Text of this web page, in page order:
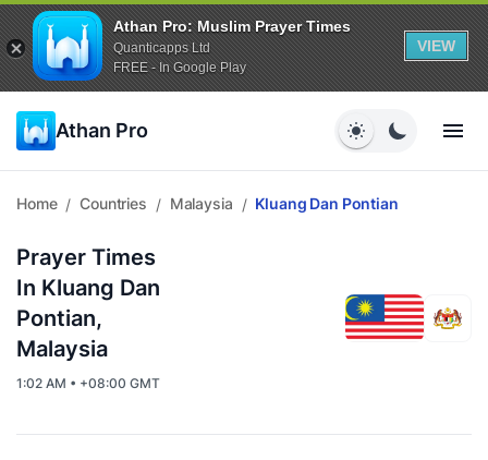
Athan Pro: Muslim Prayer Times
Quanticapps Ltd
FREE - In Google Play
VIEW
Athan Pro
Home / Countries / Malaysia / Kluang Dan Pontian
Prayer Times
In Kluang Dan
Pontian,
Malaysia
1:02 AM • +08:00 GMT